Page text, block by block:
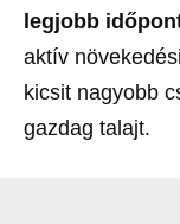
legjobb
aktív
kicsit nagyobb
gazdag talajt.